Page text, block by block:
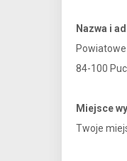
Nazwa i
84-100
Miejsce
Twoje